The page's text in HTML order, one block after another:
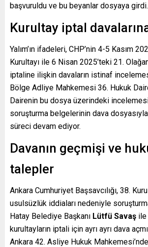
başvuruldu ve bu beyanlar dosyaya girdi.
Kurultay iptal
Yalım’ın ifadeleri, CHP’nin 4-5 Kasım
Kurultayı ile 6 Nisan 2025’teki 21.
iptaline ilişkin davaların istinaf
Bölge Adliye Mahkemesi 36. Hukuk
Dairenin bu dosya üzerindeki
soruşturma belgelerinin dava
süreci devam ediyor.
Davanın geçmişi ve
talepler
Ankara Cumhuriyet Başsavcılığı, 38.
usulsüzlük iddiaları nedeniyle
Hatay Belediye Başkanı Lütfü Savaş ile
kurultayların iptali için ayrı ayrı dava
Ankara 42. Asliye Hukuk